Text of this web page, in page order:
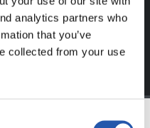
analytics partners who
that you’ve
collected from your use